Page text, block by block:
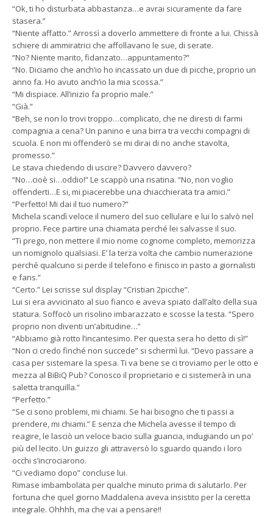
“Ok, ti ho disturbata abbastanza…e avrai sicuramente da fare
stasera.”
“Niente affatto.” Arrossì a doverlo ammettere di fronte a lui. Chissà
schiere di ammiratrici che affollavano le sue, di serate.
“No? Niente marito, fidanzato…appuntamento?”
“No. Diciamo che anch’io ho incassato un due di picche, proprio un
anno fa. Ho avuto anch’io la mia scossa.”
“Mi dispiace. All’inizio fa proprio male.”
“Già.”
“Beh, se non lo trovi troppo…complicato, che ne diresti di farmi
compagnia a cena? Un panino e una birra tra vecchi compagni di
scuola. E non mi offenderò se mi dirai di no anche stavolta,
promesso.”
Le stava chiedendo di uscire? Davvero davvero?
“No…cioè si…oddio!” Le scappò una risatina. “No, non voglio
offenderti…E si, mi piacerebbe una chiacchierata tra amici.”
“Perfetto! Mi dai il tuo numero?”
Michela scandì veloce il numero del suo cellulare e lui lo salvò nel
proprio. Fece partire una chiamata perché lei salvasse il suo.
“Ti prego, non mettere il mio nome cognome completo, memorizza
un nomignolo qualsiasi. E’ la terza volta che cambio numerazione
perché qualcuno si perde il telefono e finisco in pasto a giornalisti
e fans.”
“Certo.” Lei scrisse sul display “Cristian 2picche”.
Lui si era avvicinato al suo fianco e aveva spiato dall’alto della sua
statura. Soffocò un risolino imbarazzato e scosse la testa. “Spero
proprio non diventi un’abitudine…”
“Abbiamo già rotto l’incantesimo. Per questa sera ho detto di sì!”
“Non ci credo finché non succede” si schermì lui. “Devo passare a
casa per sistemare la spesa. Ti va bene se ci troviamo per le otto e
mezza al BiBiQ Pub? Conosco il proprietario e ci sistemerà in una
saletta tranquilla.”
“Perfetto.”
“Se ci sono problemi, mi chiami. Se hai bisogno che ti passi a
prendere, mi chiami.” E senza che Michela avesse il tempo di
reagire, le lasciò un veloce bacio sulla guancia, indugiando un po’
più del lecito. Un guizzo gli attraversò lo sguardo quando i loro
occhi s’incrociarono.
“Ci vediamo dopo” concluse lui.
Rimase imbambolata per qualche minuto prima di salutarlo. Per
fortuna che quel giorno Maddalena aveva insistito per la ceretta
integrale. Ohhhh, ma che vai a pensare!!